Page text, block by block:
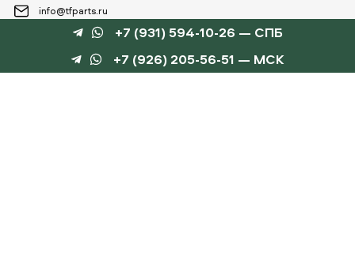
info@tfparts.ru
ТЕХНОБОКС
+7 (931) 594-10-26 — СПБ
+7 (926) 205-56-51 — МСК